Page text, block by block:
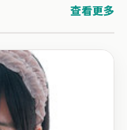
查看更多